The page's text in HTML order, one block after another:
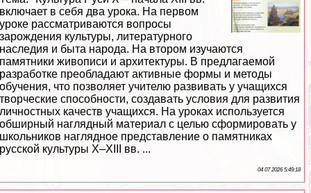
включает в себя два урока. На первом
уроке рассматриваются вопросы
зарождения культуры, литературного
наследия и быта народа. На втором изучаются
памятники живописи и архитектуры. В предлагаемой
разработке преобладают активные формы и методы
обучения, что позволяет учителю развивать у учащихся
творческие способности, создавать условия для развития
личностных качеств учащихся. На уроках используется
обширный наглядный материал с целью сформировать у
школьников наглядное представление о памятниках
русской культуры Х–ХIII вв. ...
04 07 2026 5:49:18